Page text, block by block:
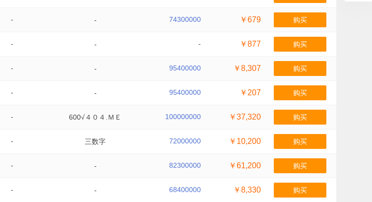
- - 74300000 ￥679 购买
- - - ￥877 购买
- - 95400000 ￥8,307 购买
- - 95400000 ￥207 购买
- 600√４０４.ＭＥ 100000000 ￥37,320 购买
- 三数字 72000000 ￥10,200 购买
- - 82300000 ￥61,200 购买
- - 68400000 ￥8,330 购买